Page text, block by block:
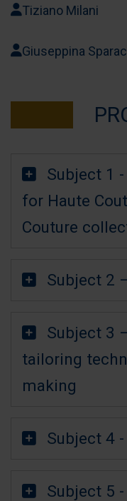
pubblicità e social
raccolto dal suo
Tiziano Milani
Giuseppina
Subject 1
for Haute
Couture
Subject 2
Subject 3
tailoring
making
Subject 4
Subject 5